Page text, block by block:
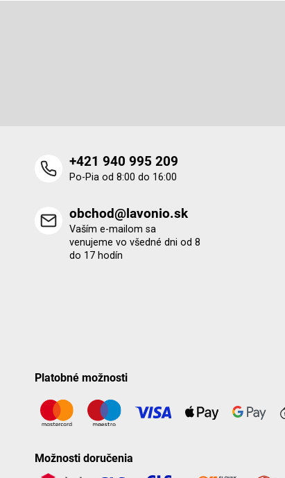
+421 940 995 209
Po-Pia od 8:00 do 16:00
obchod@lavonio.sk
Vaším e-mailom sa
venujeme vo všedné dni od 8
do 17 hodín
Platobné možnosti
Možnosti doručenia